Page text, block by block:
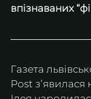
впізнаваних
Газета
Post зʼявилася